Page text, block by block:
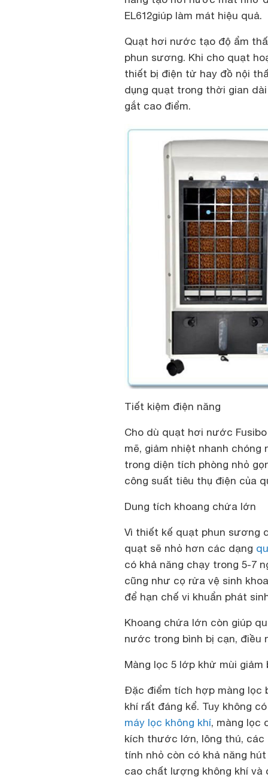
EL612giúp làm mát hiệu quả.
Quạt hơi nước tạo độ ẩm
phun sương. Khi cho quạt
thiết bị điện tử hay đồ nội
dụng quạt trong thời gian
gắt cao điểm.
Tiết kiệm điện năng
Cho dù quạt hơi nước
mẽ, giảm nhiệt nhanh
trong diện tích phòng nhỏ
công suất tiêu thụ điện của
Dung tích khoang chứa lớn
Vì thiết kế quạt phun sương
quạt sẽ nhỏ hơn các dạng
có khả năng chạy trong 5-7
cũng như cọ rửa vệ sinh
để hạn chế vi khuẩn phát
Khoang chứa lớn còn giúp
nước trong bình bị cạn, điều
Màng lọc 5 lớp khử mùi giảm
Đặc điểm tích hợp màng lọc
khí rất đáng kể. Tuy không
máy lọc không khí, màng lọc
kích thước lớn, lông thú, các
tính nhỏ còn có khả năng
cao chất lượng không khí và